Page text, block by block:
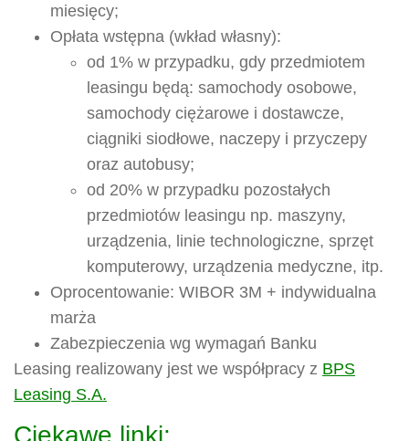
miesięcy;
Opłata wstępna (wkład własny):
od 1% w przypadku, gdy przedmiotem
leasingu będą: samochody osobowe,
samochody ciężarowe i dostawcze,
ciągniki siodłowe, naczepy i przyczepy
oraz autobusy;
od 20% w przypadku pozostałych
przedmiotów leasingu np. maszyny,
urządzenia, linie technologiczne, sprzęt
komputerowy, urządzenia medyczne, itp.
Oprocentowanie: WIBOR 3M + indywidualna
marża
Zabezpieczenia wg wymagań Banku
Leasing realizowany jest we współpracy z BPS
Leasing S.A.
Ciekawe linki: